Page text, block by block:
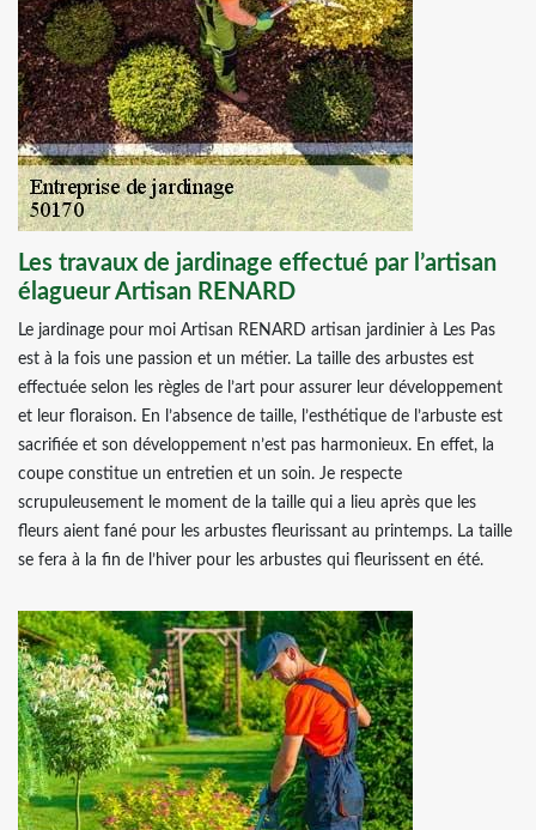
Les travaux de jardinage effectué par l’artisan
élagueur Artisan RENARD
Le jardinage pour moi Artisan RENARD artisan jardinier à Les Pas
est à la fois une passion et un métier. La taille des arbustes est
effectuée selon les règles de l’art pour assurer leur développement
et leur floraison. En l’absence de taille, l’esthétique de l’arbuste est
sacrifiée et son développement n’est pas harmonieux. En effet, la
coupe constitue un entretien et un soin. Je respecte
scrupuleusement le moment de la taille qui a lieu après que les
fleurs aient fané pour les arbustes fleurissant au printemps. La taille
se fera à la fin de l’hiver pour les arbustes qui fleurissent en été.